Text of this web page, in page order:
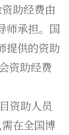
助经费由
师承担。国
提供的资助
资助经费
资助人员
在全国博